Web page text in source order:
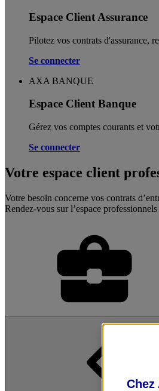
Espace Client Assurance
Pilotez vos contrats d'assurance,
Se connecter
AXA BANQUE
Espace Client Banque
Gérez vos comptes courants et
Se connecter
Votre espace client
Votre besoin concerne vos contrats
Rendez-vous sur l’espace